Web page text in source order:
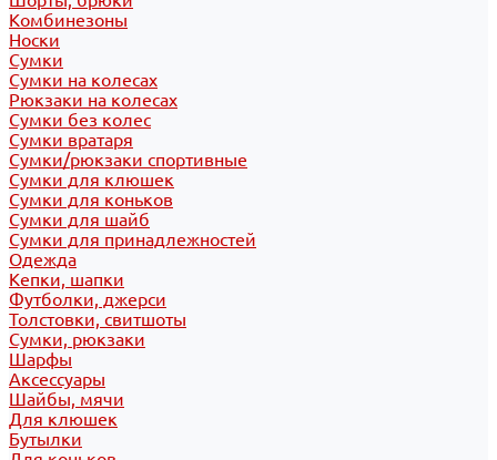
Комбинезоны
Носки
Сумки
Сумки на колесах
Рюкзаки на колесах
Сумки без колес
Сумки вратаря
Сумки/рюкзаки спортивные
Сумки для клюшек
Сумки для коньков
Сумки для шайб
Сумки для принадлежностей
Одежда
Кепки, шапки
Футболки, джерси
Толстовки, свитшоты
Сумки, рюкзаки
Шарфы
Аксессуары
Шайбы, мячи
Для клюшек
Бутылки